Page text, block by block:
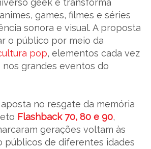
geek e transforma
games, filmes e séries
sonora e visual. A proposta
o público por meio da
pop, elementos cada vez
grandes eventos do
no resgate da memória
Flashback 70, 80 e 90,
gerações voltam às
públicos de diferentes idades